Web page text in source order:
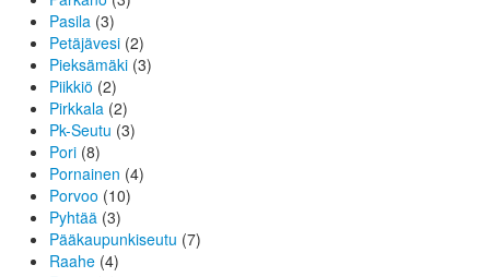
Pasila (3)
Petäjävesi (2)
Pieksämäki (3)
Piikkiö (2)
Pirkkala (2)
Pk-Seutu (3)
Pori (8)
Pornainen (4)
Porvoo (10)
Pyhtää (3)
Pääkaupunkiseutu (7)
Raahe (4)